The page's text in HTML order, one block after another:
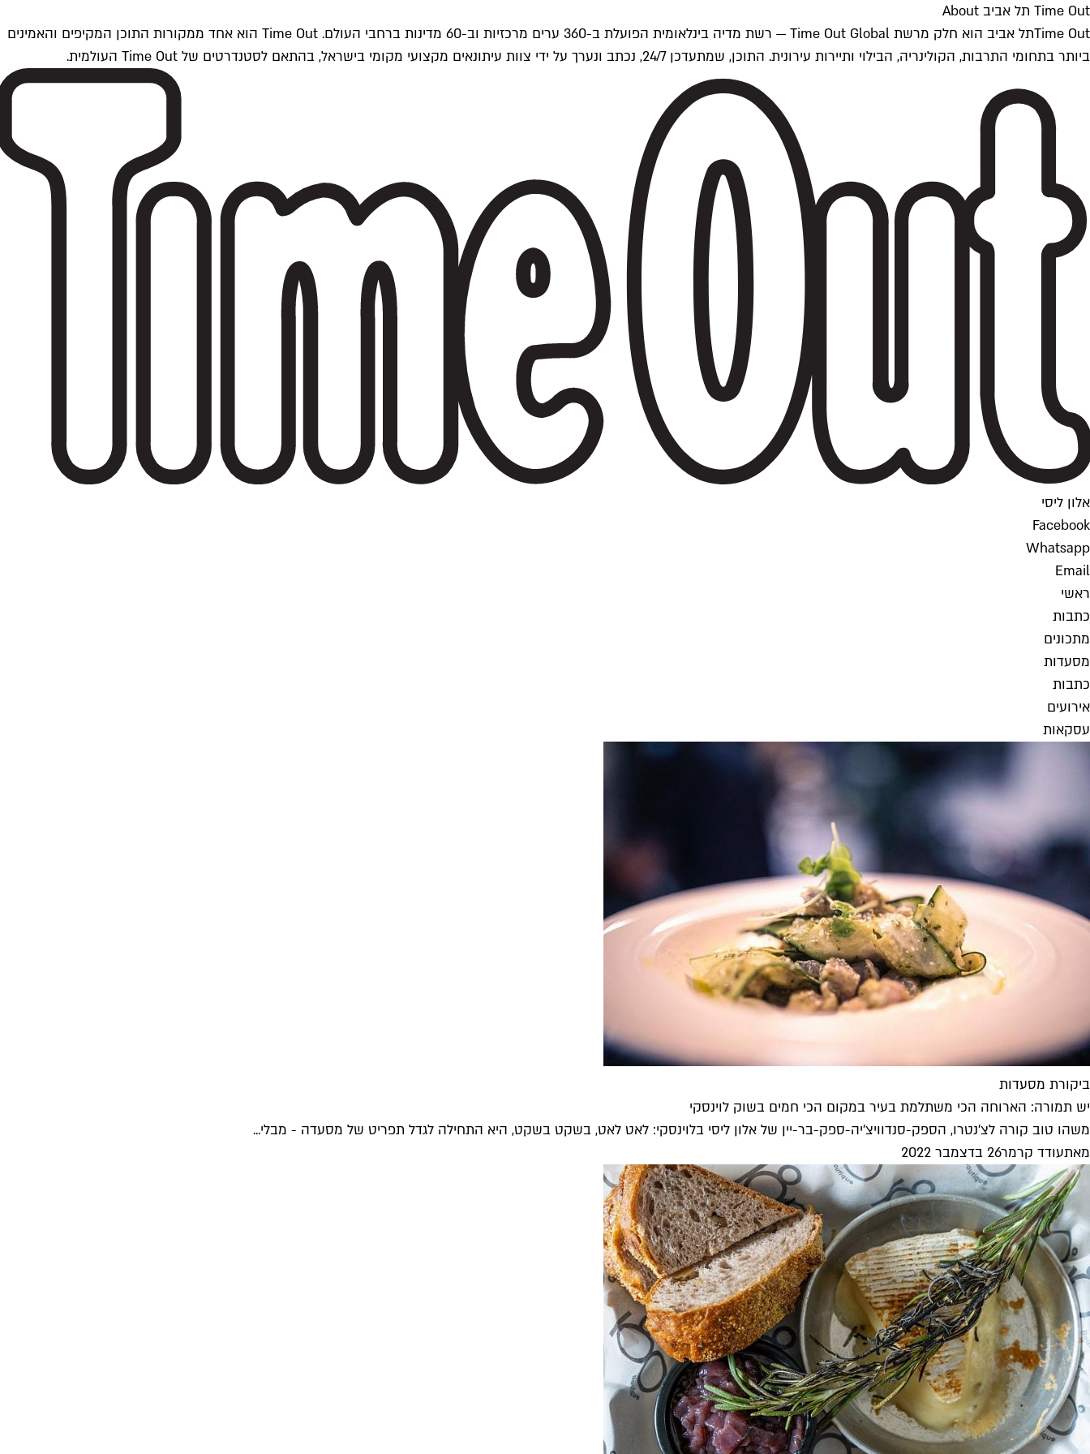
Time Out תל אביב About
Time Outתל אביב הוא חלק מרשת Time Out Global — רשת מדיה בינלאומית הפועלת ב-360 ערים מרכזיות וב-60 מדינות ברחבי העולם. Time Out הוא אחד ממקורות התוכן המקיפים והאמינים
ביותר בתחומי התרבות, הקולינריה, הבילוי ותיירות עירונית. התוכן, שמתעדכן 24/7, נכתב ונערך על ידי צוות עיתונאים מקצועי מקומי בישראל, בהתאם לסטנדרטים של Time Out העולמית.
אלון ליסי
Facebook
Whatsapp
Email
ראשי
כתבות
מתכונים
מסעדות
כתבות
אירועים
עסקאות
ביקורת מסעדות
יש תמורה: הארוחה הכי משתלמת בעיר במקום הכי חמים בשוק לוינסקי
משהו טוב קורה לצ'נטרו, הספק-סנדוויצ'יה-ספק-בר-יין של אלון ליסי בלוינסקי: לאט לאט, בשקט בשקט, היא התחילה לגדל תפריט של מסעדה - מבלי...
מאתעודד קרמר26 בדצמבר 2022